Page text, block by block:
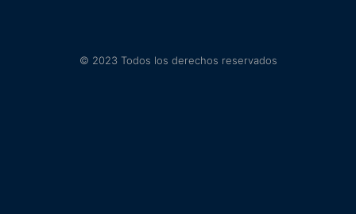
© 2023 Todos los derechos reservados